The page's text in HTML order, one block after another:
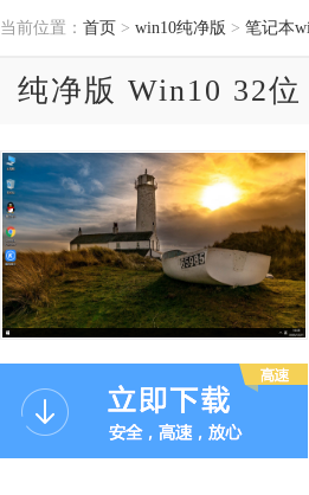
当前位置： 首页 > win10纯净版 > 笔记本
纯净版 Win10 32